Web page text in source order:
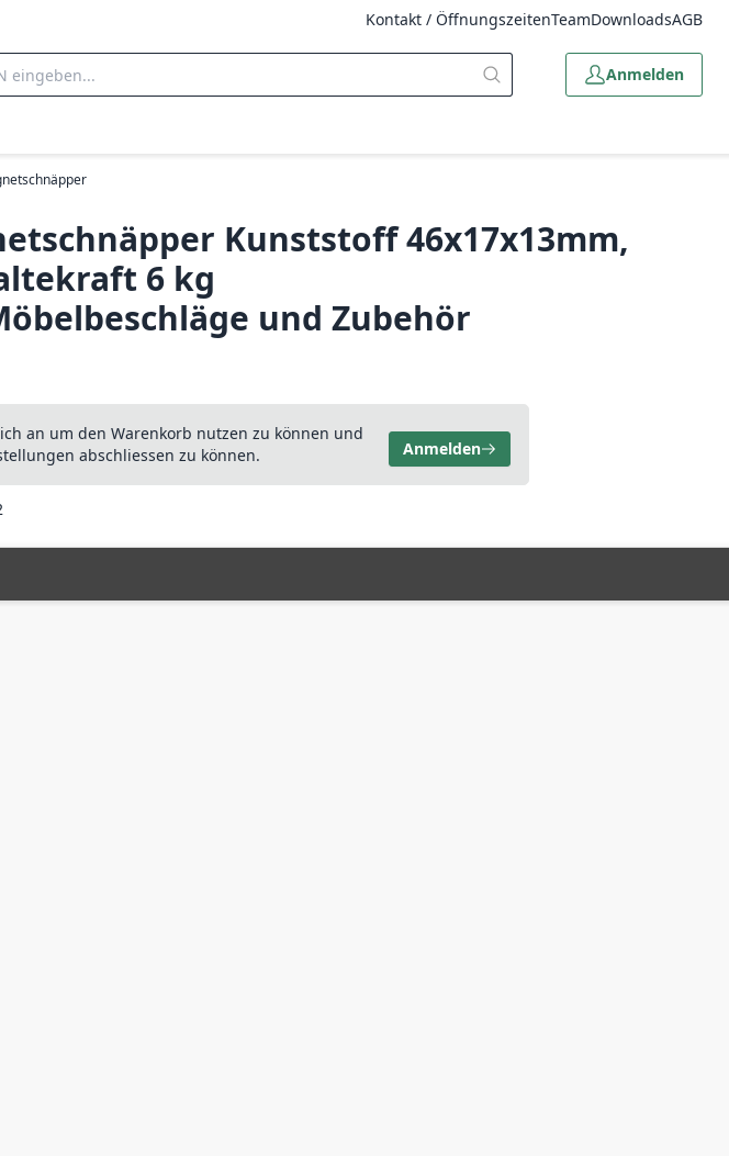
Kontakt / ÖffnungszeitenTeamDownloadsAGB
Anmelden
Kunststoff 46x17x13mm,
6 kg
und Zubehör
an um den Warenkorb nutzen zu können und
abschliessen zu können.
Anmelden